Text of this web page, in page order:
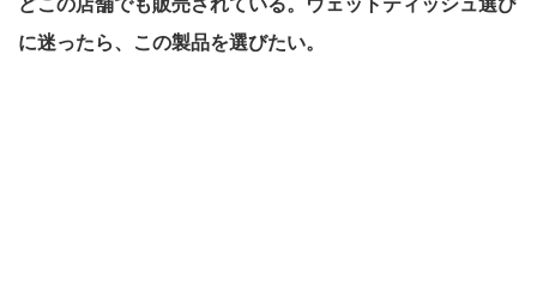
に迷ったら、この製品を選びたい。